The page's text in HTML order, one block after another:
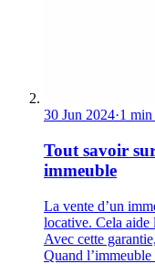
30 Jun 2024·1 min
Tout savoir
immeuble
La vente d’un
locative. Cela aide
Avec cette
Quand